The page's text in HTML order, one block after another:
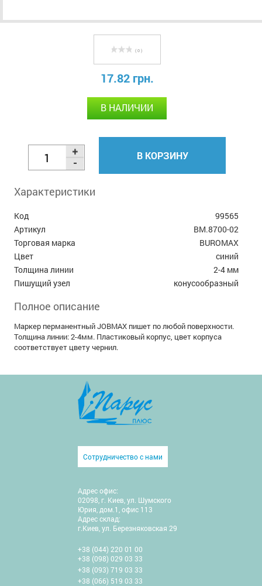
( 0 )
17.82 грн.
В НАЛИЧИИ
В КОРЗИНУ
Характеристики
Код
99565
Артикул
BM.8700-02
Торговая марка
BUROMAX
Цвет
синий
Толщина линии
2-4 мм
Пишущий узел
конусообразный
Полное описание
Маркер перманентный JOBMAX пишет по любой поверхности.
Толщина линии: 2-4мм. Пластиковый корпус, цвет корпуса
соответствует цвету чернил.
Сотрудничество с нами
Адрес офис:
02098, г. Киев, ул. Шумского
Юрия, дом.1, офис 113
Адрес склад:
г.Киев, ул. Березняковская 29
+38 (044) 220 01 00
+38 (098) 029 03 33
+38 (093) 719 03 33
+38 (066) 519 03 33